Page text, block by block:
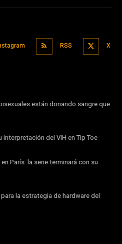
RSS X
están donando sangre que
del VIH en Tip Toe
París: la serie terminará con su
la estrategia de hardware del